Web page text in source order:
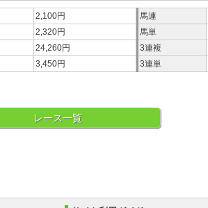
2,100円
2,320円
24,260円
3,450円
馬連
馬単
3連複
3連単
レース一覧